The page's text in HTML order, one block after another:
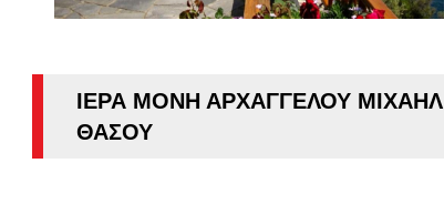
ΙΕΡΑ ΜΟΝΗ ΑΡΧΑΓΓΕΛΟΥ ΜΙΧΑΗΛ
ΘΑΣΟΥ